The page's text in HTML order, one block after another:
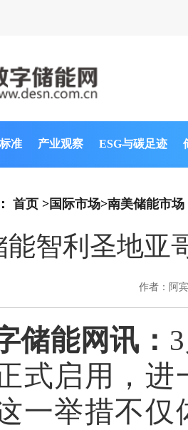
准 产业观察 ESG与碳足迹
首页 >国际市场>南美储能市场
能智利圣地亚
作者：阿
储能网讯：
式启用，进
一举措不